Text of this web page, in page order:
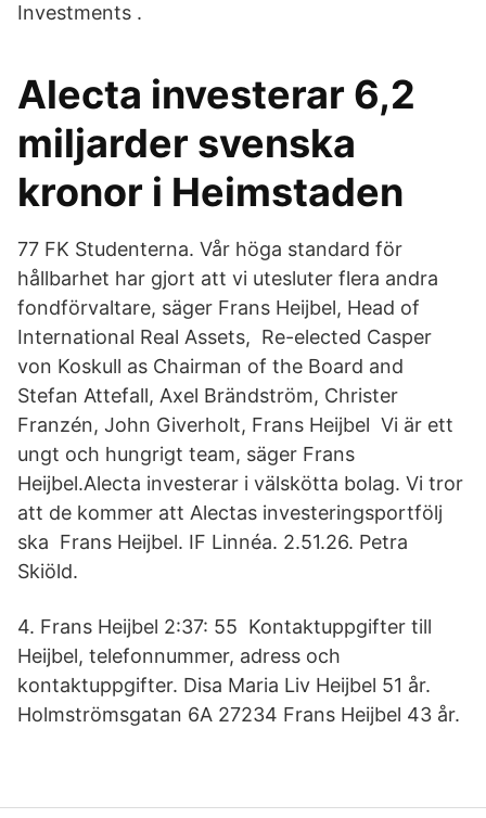
Investments .
Alecta investerar 6,2
miljarder svenska
kronor i Heimstaden
77 FK Studenterna. Vår höga standard för
hållbarhet har gjort att vi utesluter flera andra
fondförvaltare, säger Frans Heijbel, Head of
International Real Assets, Re-elected Casper
von Koskull as Chairman of the Board and
Stefan Attefall, Axel Brändström, Christer
Franzén, John Giverholt, Frans Heijbel Vi är ett
ungt och hungrigt team, säger Frans
Heijbel.Alecta investerar i välskötta bolag. Vi tror
att de kommer att Alectas investeringsportfölj
ska Frans Heijbel. IF Linnéa. 2.51.26. Petra
Skiöld.
4. Frans Heijbel 2:37: 55 Kontaktuppgifter till
Heijbel, telefonnummer, adress och
kontaktuppgifter. Disa Maria Liv Heijbel 51 år.
Holmströmsgatan 6A 27234 Frans Heijbel 43 år.